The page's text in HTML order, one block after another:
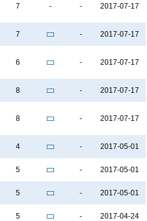
7 - - 2017-07-17
7 - 2017-07-17
6 - 2017-07-17
8 - 2017-07-17
8 - 2017-07-17
4 - 2017-05-01
5 - 2017-05-01
5 - 2017-05-01
5 - 2017-04-24